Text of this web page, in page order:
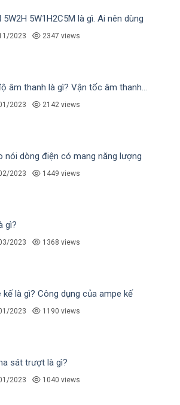
5W2H 5W1H2C5M là gì. Ai nên dùng
2023 2347 views
âm thanh là gì? Vận tốc âm thanh...
2023 2142 views
nói dòng điện có mang năng lượng
2023 1449 views
gì?
2023 1368 views
kế là gì? Công dụng của ampe kế
2023 1190 views
sát trượt là gì?
2023 1040 views